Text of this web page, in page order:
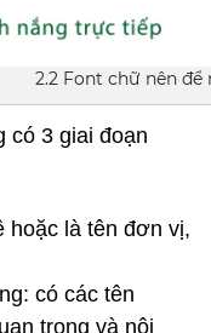
2.2 Font chữ nên để
có 3 giai đoạn
hoặc là tên đơn vị,
có các tên
trọng và nội